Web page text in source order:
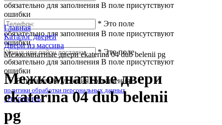
обязательно для заполнения В поле присутствуют
ошибки
* Это поле
обязательно для заполнения В поле присутствуют
ошибки
* Это поле
обязательно для заполнения В поле присутствуют
ошибки
Я принимаю условия соглашения
политики обработки персональных данных
Отправить
Главная
Каталог дверей
Двери из массива
Межкомнатные двери ekaterina 04 dub belenii pg
Межкомнатные двери
ekaterina 04 dub belenii
pg